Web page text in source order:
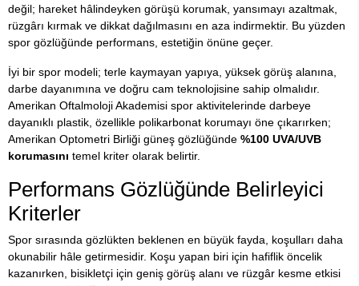
değil; hareket hâlindeyken görüşü korumak, yansımayı azaltmak,
rüzgârı kırmak ve dikkat dağılmasını en aza indirmektir. Bu yüzden
spor gözlüğünde performans, estetiğin önüne geçer.
İyi bir spor modeli; terle kaymayan yapıya, yüksek görüş alanına,
darbe dayanımına ve doğru cam teknolojisine sahip olmalıdır.
Amerikan Oftalmoloji Akademisi spor aktivitelerinde darbeye
dayanıklı plastik, özellikle polikarbonat korumayı öne çıkarırken;
Amerikan Optometri Birliği güneş gözlüğünde %100 UVA/UVB
korumasını temel kriter olarak belirtir.
Performans Gözlüğünde Belirleyici
Kriterler
Spor sırasında gözlükten beklenen en büyük fayda, koşulları daha
okunabilir hâle getirmesidir. Koşu yapan biri için hafiflik öncelik
kazanırken, bisikletçi için geniş görüş alanı ve rüzgâr kesme etkisi